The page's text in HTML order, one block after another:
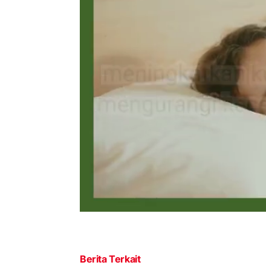
Berita Terkait